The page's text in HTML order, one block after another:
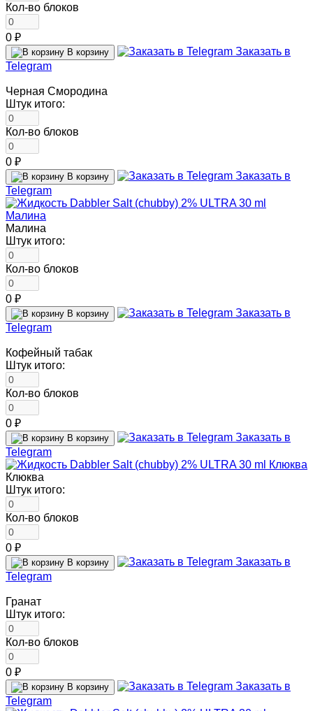
Кол-во блоков
0 ₽
В корзину
Заказать в
Telegram
Черная Смородина
Штук итого:
Кол-во блоков
0 ₽
В корзину
Заказать в
Telegram
Малина
Штук итого:
Кол-во блоков
0 ₽
В корзину
Заказать в
Telegram
Кофейный табак
Штук итого:
Кол-во блоков
0 ₽
В корзину
Заказать в
Telegram
Клюква
Штук итого:
Кол-во блоков
0 ₽
В корзину
Заказать в
Telegram
Гранат
Штук итого:
Кол-во блоков
0 ₽
В корзину
Заказать в
Telegram